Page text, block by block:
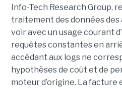
Info-Tech Research Group,
traitement des données des
voir avec un usage courant
requêtes constantes en
accédant aux logs ne
hypothèses de coût et de
moteur d’origine. La facture